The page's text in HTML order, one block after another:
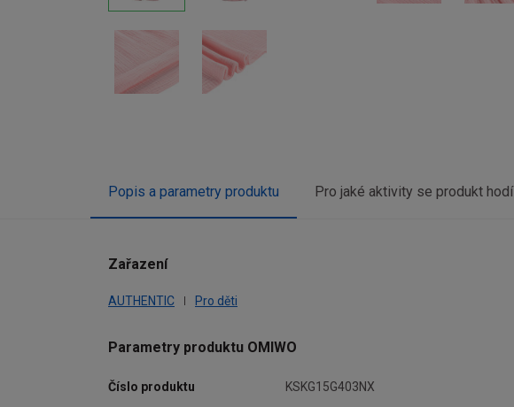
Popis a parametry produktu Pro jaké aktivity se produkt hodí
Zařazení
AUTHENTIC Pro děti
Parametry produktu OMIWO
Číslo produktu
KSKG15G403NX